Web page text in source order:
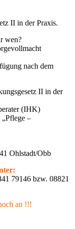
II in der Praxis.
wen?
nach dem
II in der
(IHK)
–
Ohlstadt/Obb
79146 bzw. 08821
an !!!